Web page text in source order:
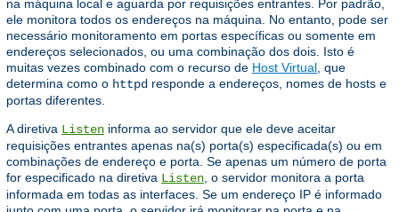
na máquina local e aguarda por requisições entrantes. Por padrão,
ele monitora todos os endereços na máquina. No entanto, pode ser
necessário monitoramento em portas específicas ou somente em
endereços selecionados, ou uma combinação dos dois. Isto é
muitas vezes combinado com o recurso de Host Virtual , que
determina como o httpd responde a endereços, nomes de hosts e
portas diferentes.
A diretiva Listen informa ao servidor que ele deve aceitar
requisições entrantes apenas na(s) porta(s) especificada(s) ou em
combinações de endereço e porta. Se apenas um número de porta
for especificado na diretiva Listen , o servidor monitora a porta
informada em todas as interfaces. Se um endereço IP é informado